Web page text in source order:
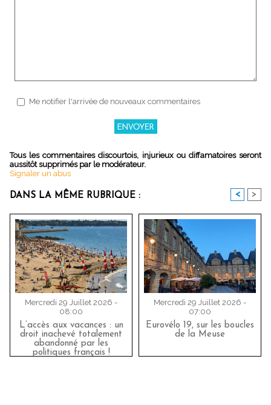
Me notifier l'arrivée de nouveaux commentaires
Tous les commentaires discourtois, injurieux ou diffamatoires seront
aussitôt supprimés par le modérateur.
Signaler un abus
DANS LA MÊME RUBRIQUE : < >
Mercredi 29 Juillet 2026 -
08:00
L’accès aux vacances : un
droit inachevé totalement
abandonné par les
politiques français !
Mercredi 29 Juillet 2026 -
07:00
Eurovélo 19, sur les boucles
de la Meuse